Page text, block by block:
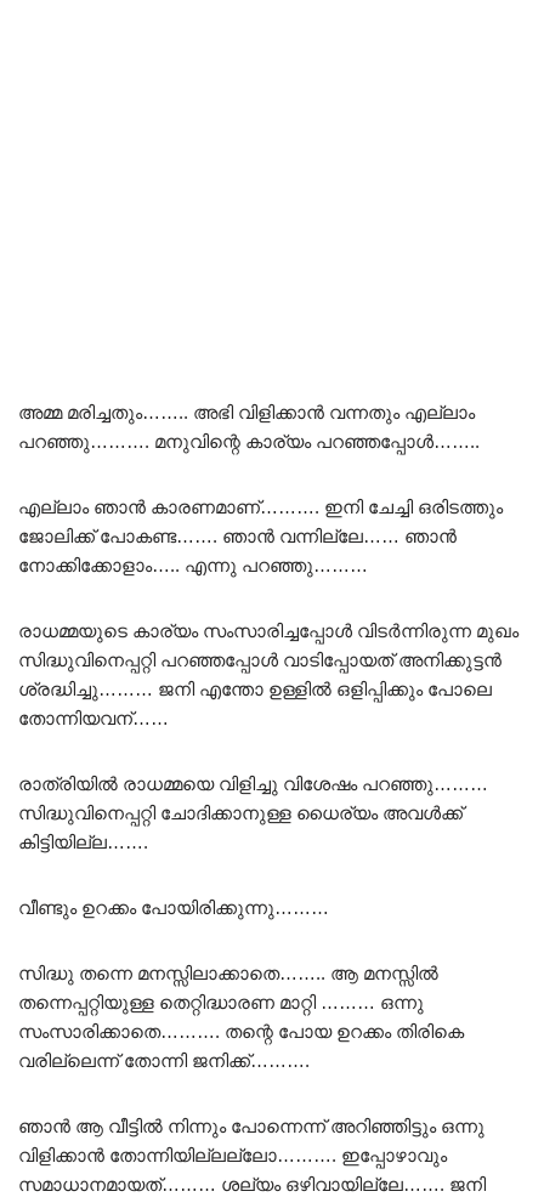
അമ്മ മരിച്ചതും…….. അഭി വിളിക്കാൻ വന്നതും എല്ലാം
പറഞ്ഞു………. മനുവിന്റെ കാര്യം പറഞ്ഞപ്പോൾ……..
എല്ലാം ഞാൻ കാരണമാണ്………. ഇനി ചേച്ചി ഒരിടത്തും
ജോലിക്ക് പോകണ്ട……. ഞാൻ വന്നില്ലേ…… ഞാൻ
നോക്കിക്കോളാം….. എന്നു പറഞ്ഞു………
രാധമ്മയുടെ കാര്യം സംസാരിച്ചപ്പോൾ വിടർന്നിരുന്ന മുഖം
സിദ്ധുവിനെപ്പറ്റി പറഞ്ഞപ്പോൾ വാടിപ്പോയത് അനിക്കുട്ടൻ
ശ്രദ്ധിച്ചു……… ജനി എന്തോ ഉള്ളിൽ ഒളിപ്പിക്കും പോലെ
തോന്നിയവന്……
രാത്രിയിൽ രാധമ്മയെ വിളിച്ചു വിശേഷം പറഞ്ഞു………
സിദ്ധുവിനെപ്പറ്റി ചോദിക്കാനുള്ള ധൈര്യം അവൾക്ക്
കിട്ടിയില്ല…….
വീണ്ടും ഉറക്കം പോയിരിക്കുന്നു………
സിദ്ധു തന്നെ മനസ്സിലാക്കാതെ…….. ആ മനസ്സിൽ
തന്നെപ്പറ്റിയുള്ള തെറ്റിദ്ധാരണ മാറ്റി ……… ഒന്നു
സംസാരിക്കാതെ………. തന്റെ പോയ ഉറക്കം തിരികെ
വരില്ലെന്ന് തോന്നി ജനിക്ക്……….
ഞാൻ ആ വീട്ടിൽ നിന്നും പോന്നെന്ന് അറിഞ്ഞിട്ടും ഒന്നു
വിളിക്കാൻ തോന്നിയില്ലല്ലോ………. ഇപ്പോഴാവും
സമാധാനമായത്……… ശല്യം ഒഴിവായില്ലേ……. ജനി